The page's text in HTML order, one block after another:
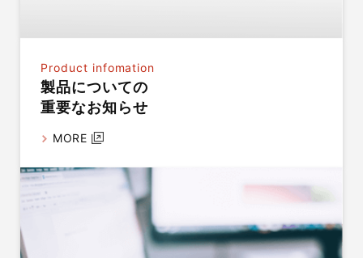
Product infomation
製品についての
重要なお知らせ
MORE